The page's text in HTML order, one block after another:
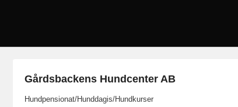
Gårdsbackens Hundcenter AB
Hundpensionat/Hunddagis/Hundkurser